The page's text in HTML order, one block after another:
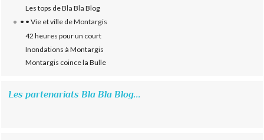
Les tops de Bla Bla Blog
• • Vie et ville de Montargis
42 heures pour un court
Inondations à Montargis
Montargis coince la Bulle
Les partenariats Bla Bla Blog...